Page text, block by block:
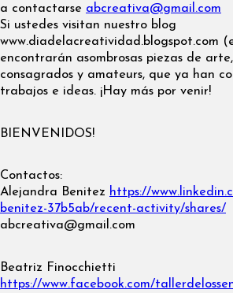
a contactarse abcreativa@gmail.com
Si ustedes visitan nuestro blog
www.diadelacreatividad.blogspot.com
encontrarán asombrosas piezas de
consagrados y amateurs, que ya han
trabajos e ideas. ¡Hay más por venir!
BIENVENIDOS!
Contactos:
Alejandra Benitez https://
benitez-37b5ab/recent-activity/shares/
abcreativa@gmail.com
Beatriz Finocchietti
https://www.facebook.com/